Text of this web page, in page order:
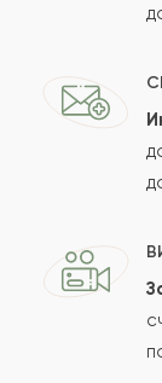
Сколько
Отзыв
Проверяем